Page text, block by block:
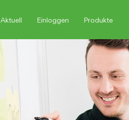
Aktuell Einloggen Produkte